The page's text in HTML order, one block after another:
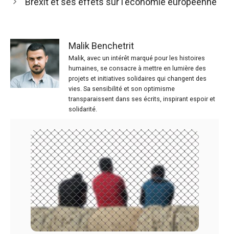
Malik Benchetrit
Malik, avec un intérêt marqué pour les histoires
humaines, se consacre à mettre en lumière des
projets et initiatives solidaires qui changent des
vies. Sa sensibilité et son optimisme
transparaissent dans ses écrits, inspirant espoir et
solidarité.